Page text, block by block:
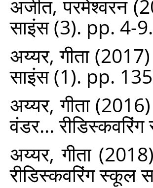
अजीत, परमेश्वरन
साइंस (3). pp. 4-9.
अय्यर, गीता(2017)
साइंस (1). pp.
अय्यर, गीता(2016)
वंडर...
अय्यर, गीता(2018)
रीडिस्‍कवरिंग स्‍कूल